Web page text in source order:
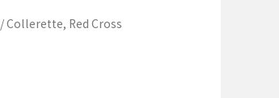
/ Collerette, Red Cross